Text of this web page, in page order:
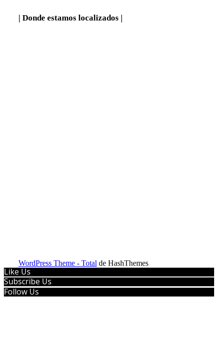
| Donde estamos localizados |
WordPress Theme - Total de HashThemes
Like Us
Subscribe Us
Follow Us